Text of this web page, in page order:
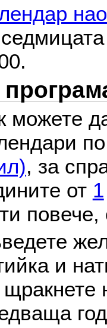
можете
, за
от 1
повече,
и